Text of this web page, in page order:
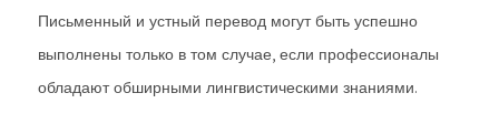
Письменный и устный перевод могут быть успешно
выполнены только в том случае, если профессионалы
обладают обширными лингвистическими знаниями.